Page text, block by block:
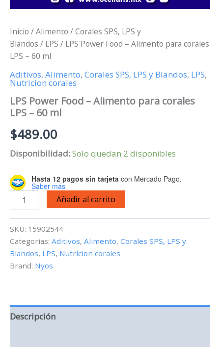
Inicio /Alimento /Corales SPS, LPS y
Blandos / LPS / LPS Power Food – Alimento para corales
LPS – 60 ml
Aditivos, Alimento, Corales SPS, LPS y Blandos, LPS,
Nutricion corales
LPS Power Food – Alimento para corales
LPS – 60 ml
$489.00
Disponibilidad:Solo quedan 2 disponibles
Hasta 12 pagos sin tarjeta con Mercado Pago.
Saber más
Power
Alimento
para
corales
LPS
Añadir al carrito
SKU: 15902544
Categorías: Aditivos, Alimento, Corales SPS, LPS y
Blandos, LPS, Nutricion corales
Brand: Nyos
Descripción